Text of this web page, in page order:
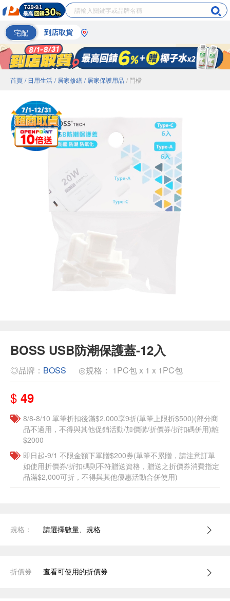
宅配 到店取貨
首頁 / 日用生活 / 居家修繕 / 居家保護用品 / 門檔
BOSS USB防潮保護蓋-12入
◎品牌： BOSS ◎規格： 1PC包 x 1 x 1PC包
$ 49
8/8-8/10 單筆折扣後滿$2,000享9折(單筆上限折$500)(部分商
品不適用，不得與其他促銷活動/加價購/折價券/折扣碼併用)離
$2000
即日起-9/1 不限金額下單贈$200券(單筆不累贈，請注意訂單
如使用折價券/折扣碼則不符贈送資格，贈送之折價券消費指定
品滿$2,000可折，不得與其他優惠活動合併使用)
規格： 請選擇數量、規格
折價券 查看可使用的折價券